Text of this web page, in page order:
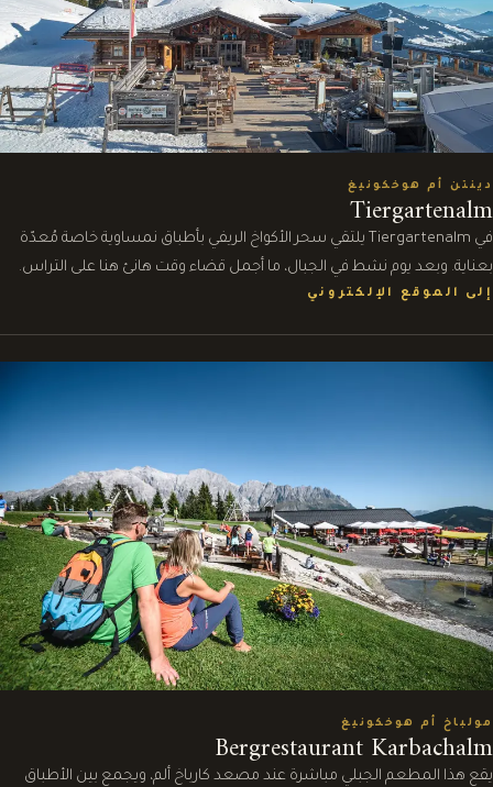
دينتن أم هوخكونيغ
Tiergartenalm
في Tiergartenalm يلتقي سحر الأكواخ الريفي بأطباق نمساوية خاصة مُعدّة
بعناية. وبعد يوم نشط في الجبال، ما أجمل قضاء وقت هانئ هنا على التراس.
إلى الموقع الإلكتروني
مولباخ أم هوخكونيغ
Bergrestaurant Karbachalm
يقع هذا المطعم الجبلي مباشرة عند مصعد كارباخ ألم، ويجمع بين الأطباق